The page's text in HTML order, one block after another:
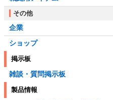
その他
企業
ショップ
掲示板
雑談・質問掲示板
製品情報